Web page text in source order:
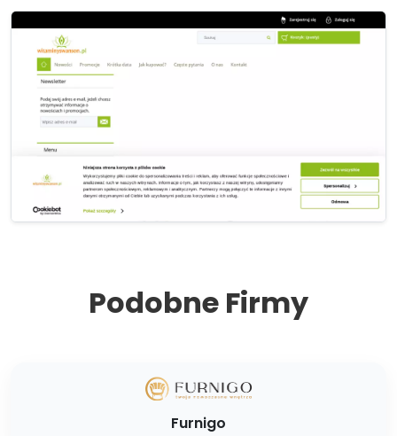
Podobne Firmy
Furnigo